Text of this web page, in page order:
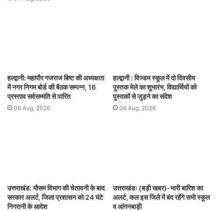
हल्द्वानी: महापौर गजराज बिष्ट की अध्यक्षता
में नगर निगम बोर्ड की बैठक सम्पन्न, 16
प्रस्ताव सर्वसम्मति से पारित
06 Aug, 2026
हल्द्वानी : विज्डम स्कूल में दो दिवसीय
पुस्तक मेले का शुभारंभ, विद्यार्थियों को
पुस्तकों से जुड़ने का संदेश
06 Aug, 2026
उत्तराखंड: मौसम विभाग की चेतावनी के बाद
सरकार अलर्ट, जिला प्रशासन को 24 घंटे
निगरानी के आदेश
उत्तराखंडः (बड़ी खबर)-भारी बारिश का
अलर्ट, कल इस जिले में बंद रहेंगे सभी स्कूल
व आंगनबाड़ी